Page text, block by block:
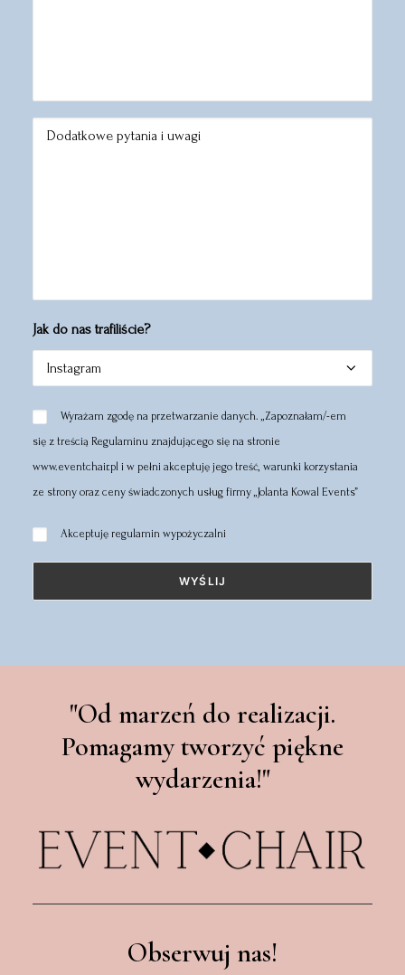
Jak do nas trafiliście?
Wyrażam zgodę na przetwarzanie danych. „Zapoznałam/-em
się z treścią Regulaminu znajdującego się na stronie
www.eventchair.pl i w pełni akceptuję jego treść, warunki korzystania
ze strony oraz ceny świadczonych usług firmy „Jolanta Kowal Events”
Akceptujęregulamin wypożyczalni
"Od marzeń do realizacji.
Pomagamy tworzyć piękne
wydarzenia!"
Obserwuj nas!